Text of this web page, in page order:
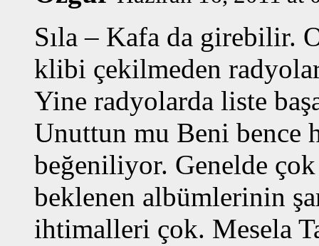
Sıla – Kafa da girebilir.
klibi çekilmeden
Yine radyolarda liste
Unuttun mu Beni bence
beğeniliyor. Genelde
beklenen albümlerinin
ihtimalleri çok. Mesela